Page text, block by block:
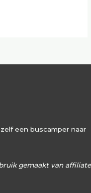
een buscamper naar
gemaakt van affiliate